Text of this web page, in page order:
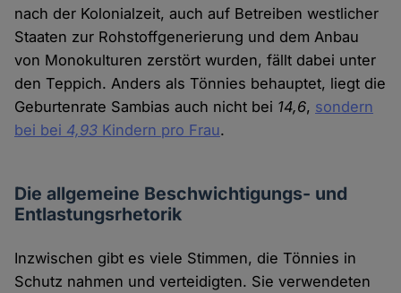
nach der Kolonialzeit, auch auf Betreiben westlicher
Staaten zur Rohstoffgenerierung und dem Anbau
von Monokulturen zerstört wurden, fällt dabei unter
den Teppich. Anders als Tönnies behauptet, liegt die
Geburtenrate Sambias auch nicht bei 14,6, sondern
bei bei 4,93 Kindern pro Frau.
Die allgemeine Beschwichtigungs- und
Entlastungsrhetorik
Inzwischen gibt es viele Stimmen, die Tönnies in
Schutz nahmen und verteidigten. Sie verwendeten